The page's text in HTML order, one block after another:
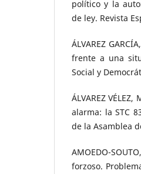
político y la
de ley. Revista
ÁLVAREZ
frente a una
Social y
ÁLVAREZ
alarma: la STC
de la Asamblea
AMOEDO-
forzoso.